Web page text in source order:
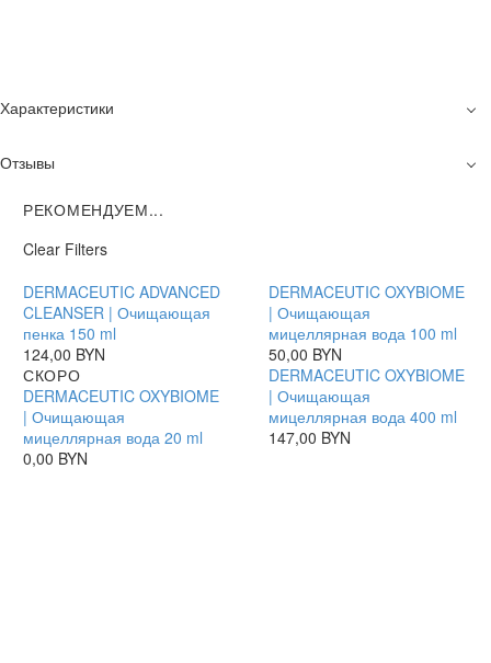
Характеристики
Отзывы
РЕКОМЕНДУЕМ...
Clear Filters
DERMACEUTIC ADVANCED
CLEANSER | Очищающая
пенка 150 ml
124,00 BYN
DERMACEUTIC OXYBIOME
| Очищающая
мицеллярная вода 100 ml
50,00 BYN
СКОРО
DERMACEUTIC OXYBIOME
| Очищающая
мицеллярная вода 20 ml
0,00 BYN
DERMACEUTIC OXYBIOME
| Очищающая
мицеллярная вода 400 ml
147,00 BYN